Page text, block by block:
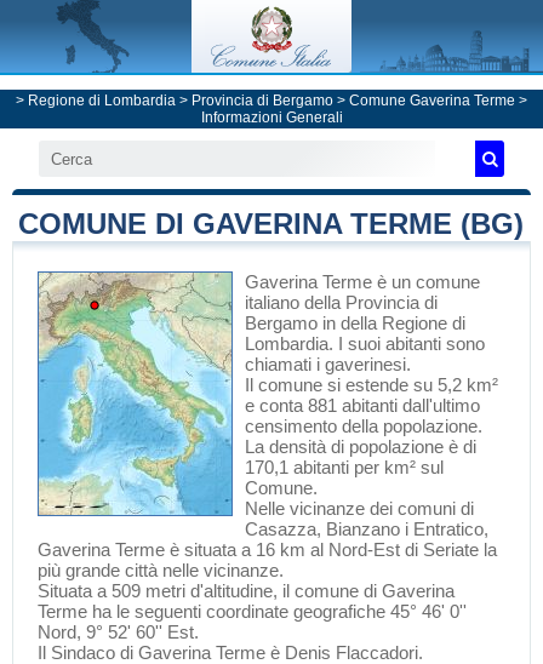
> Regione di Lombardia > Provincia di Bergamo > Comune Gaverina Terme >
Informazioni Generali
COMUNE DI GAVERINA TERME (BG)
Gaverina Terme è un comune
italiano della Provincia di
Bergamo in della Regione di
Lombardia. I suoi abitanti sono
chiamati i gaverinesi.
Il comune si estende su 5,2 km²
e conta 881 abitanti dall'ultimo
censimento della popolazione.
La densità di popolazione è di
170,1 abitanti per km² sul
Comune.
Nelle vicinanze dei comuni di
Casazza, Bianzano i Entratico,
Gaverina Terme è situata a 16 km al Nord-Est di Seriate la
più grande città nelle vicinanze.
Situata a 509 metri d'altitudine, il comune di Gaverina
Terme ha le seguenti coordinate geografiche 45° 46' 0''
Nord, 9° 52' 60'' Est.
Il Sindaco di Gaverina Terme è Denis Flaccadori.